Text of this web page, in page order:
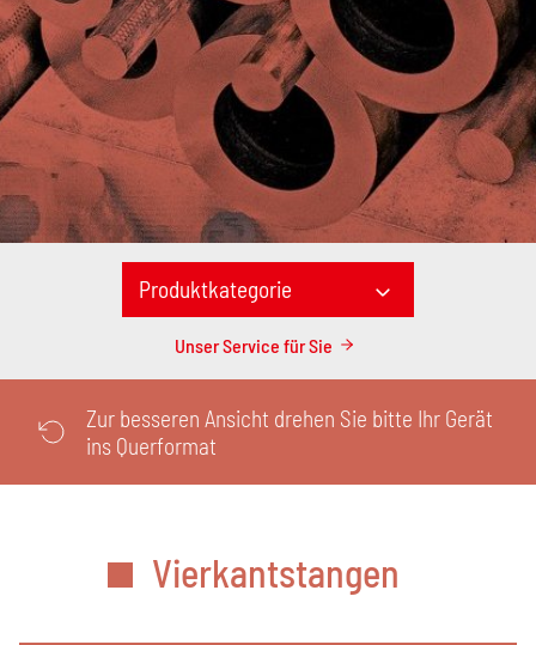
Produktkategorie
Unser Service für Sie
Zur besseren Ansicht drehen Sie bitte Ihr Gerät
ins Querformat
Vierkantstangen